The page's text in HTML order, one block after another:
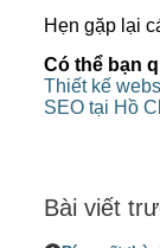
Hẹn gặp lại
Có thể bạn
Thiết kế
SEO tại Hồ
Bài viết